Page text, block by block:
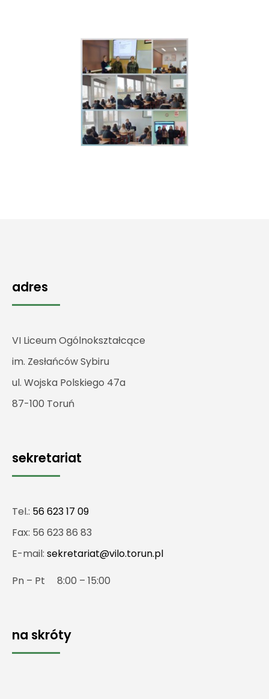
adres
VI Liceum Ogólnokształcące
im. Zesłańców Sybiru
ul. Wojska Polskiego 47a
87-100 Toruń
sekretariat
Tel.: 56 623 17 09
Fax: 56 623 86 83
E-mail: sekretariat@vilo.torun.pl
Pn – Pt 8:00 – 15:00
na skróty